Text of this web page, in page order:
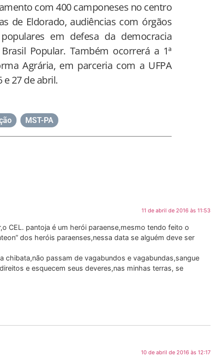
com 400 camponeses no centro
de Eldorado, audiências com órgãos
em defesa da democracia
Popular. Também ocorrerá a 1ª
Agrária, em parceria com a UFPA
e 27 de abril.
MST-PA
11 de abril de 2016 às 11:53
CEL. pantoja é um herói paraense,mesmo tendo feito o
dos heróis paraenses,nessa data se alguém deve ser
chibata,não passam de vagabundos e vagabundas,sangue
e esquecem seus deveres,nas minhas terras, se
10 de abril de 2016 às 12:17